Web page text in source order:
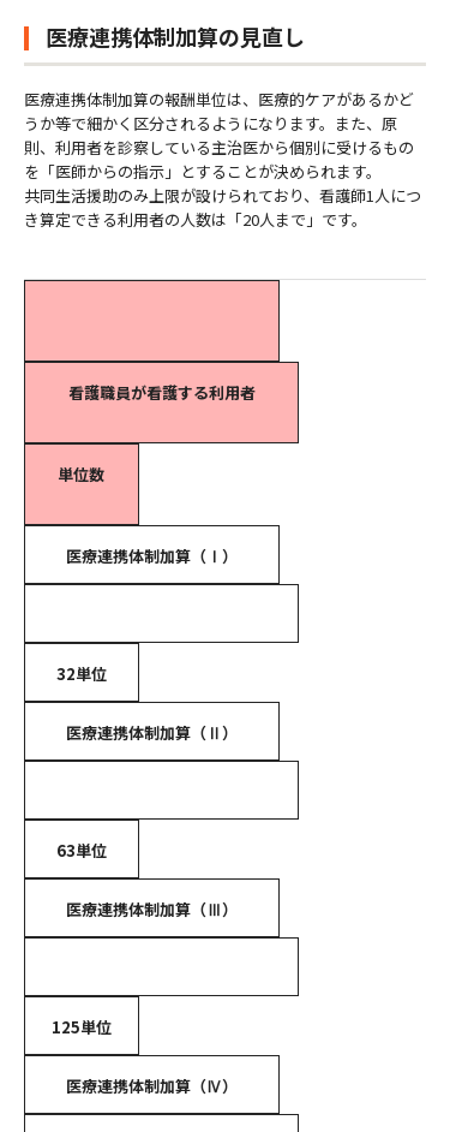
医療連携体制加算の見直し
医療連携体制加算の報酬単位は、医療的ケアがあるかど
うか等で細かく区分されるようになります。また、原
則、利用者を診察している主治医から個別に受けるもの
を「医師からの指示」とすることが決められます。
共同生活援助のみ上限が設けられており、看護師1人につ
き算定できる利用者の人数は「20人まで」です。
看護職員が看護する利用者
単位数
医療連携体制加算（Ⅰ）
32単位
医療連携体制加算（Ⅱ）
63単位
医療連携体制加算（Ⅲ）
125単位
医療連携体制加算（Ⅳ）